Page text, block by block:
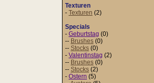
Texturen
- Texturen (2)
Specials
- Geburtstag (0)
-- Brushes (0)
-- Stocks (0)
- Valentinstag (2)
-- Brushes (0)
-- Stocks (2)
- Ostern (5)